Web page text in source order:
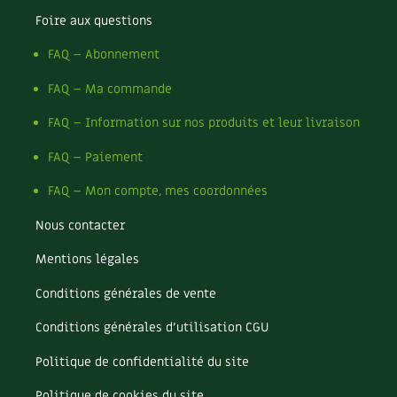
Recettes végétariennes et vegan
Matériaux écologiques
Énergie
Gestion de l’eau
Santé et bien-être
Trucs & astuces
Appels à témoignage
Bonnes adresses
Foire aux questions
FAQ – Abonnement
FAQ – Ma commande
FAQ – Information sur nos produits et leur livraison
FAQ – Paiement
FAQ – Mon compte, mes coordonnées
Nous contacter
Mentions légales
Conditions générales de vente
Conditions générales d’utilisation CGU
Politique de confidentialité du site